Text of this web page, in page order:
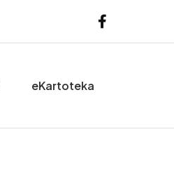
eKartoteka